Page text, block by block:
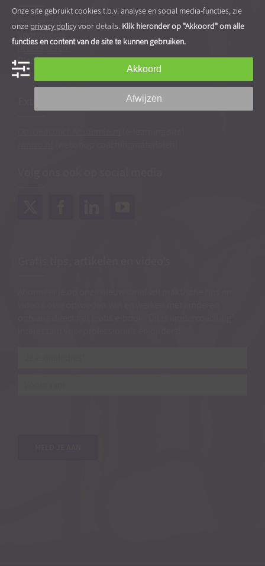
Voor professionals
Voor ouders
Ik Leer Leren®
Blog|Blogarchief
Contact & route
Onze site gebruikt cookies t.b.v. analyse en social media-functies, zie
onze privacy policyvoor details. Klik hieronder op "Akkoord" om alle
functies en content van de site te kunnen gebruiken.
Akkoord
Afwijzen